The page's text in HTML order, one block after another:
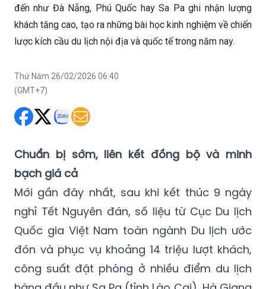
đến như Đà Nẵng, Phú Quốc hay Sa Pa ghi nhận lượng
khách tăng cao, tạo ra những bài học kinh nghiệm về chiến
lược kích cầu du lịch nội địa và quốc tế trong năm nay.
Thứ Năm 26/02/2026 06:40
(GMT+7)
Chuẩn bị sớm, liên kết đồng bộ và minh
bạch giá cả
Mới gần đây nhất, sau khi kết thúc 9 ngày
nghỉ Tết Nguyên đán, số liệu từ Cục Du lịch
Quốc gia Việt Nam toàn ngành Du lịch ước
đón và phục vụ khoảng 14 triệu lượt khách,
công suất đặt phòng ở nhiều điểm du lịch